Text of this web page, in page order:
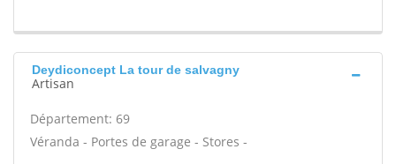
Deydiconcept La tour de salvagny
Artisan
Département: 69
Véranda - Portes de garage - Stores -